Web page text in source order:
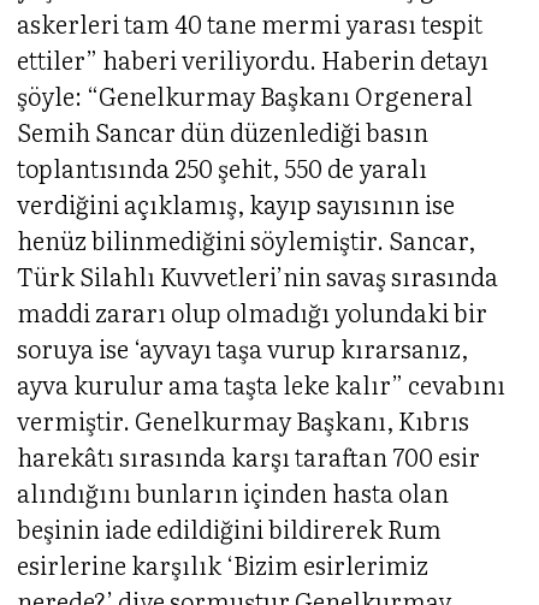
askerleri tam 40 tane mermi yarası tespit
ettiler” haberi veriliyordu. Haberin detayı
şöyle: “Genelkurmay Başkanı Orgeneral
Semih Sancar dün düzenlediği basın
toplantısında 250 şehit, 550 de yaralı
verdiğini açıklamış, kayıp sayısının ise
henüz bilinmediğini söylemiştir. Sancar,
Türk Silahlı Kuvvetleri’nin savaş sırasında
maddi zararı olup olmadığı yolundaki bir
soruya ise ‘ayvayı taşa vurup kırarsanız,
ayva kurulur ama taşta leke kalır” cevabını
vermiştir. Genelkurmay Başkanı, Kıbrıs
harekâtı sırasında karşı taraftan 700 esir
alındığını bunların içinden hasta olan
beşinin iade edildiğini bildirerek Rum
esirlerine karşılık ‘Bizim esirlerimiz